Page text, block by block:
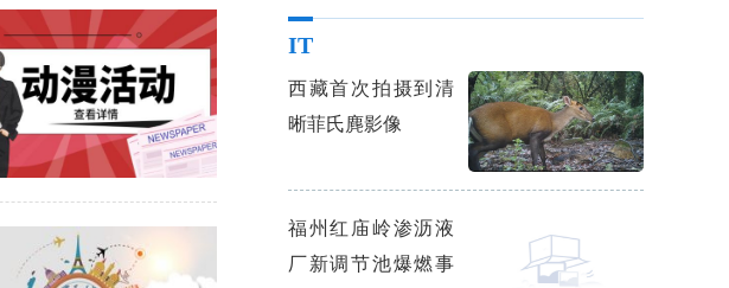
IT
西藏首次拍摄到清
晰菲氏麂影像
福州红庙岭渗沥液
厂新调节池爆燃事